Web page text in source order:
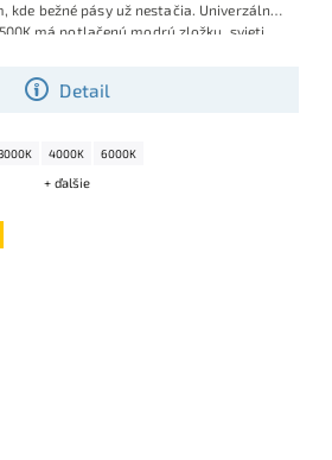
Detail
kde bežné pásy už nestačia. Univerzálna
má potlačenú modrú zložku, svieti
použitie – prípadne ho môžete podľa
po každých 20 cm.
4000K 6000K
+ ďalšie